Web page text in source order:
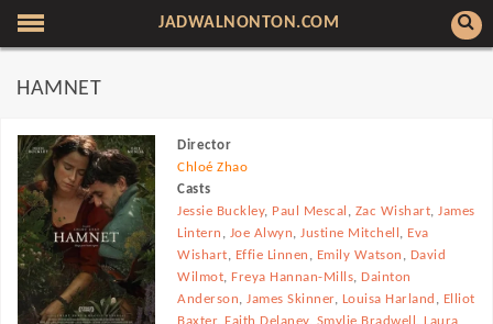
JADWALNONTON.COM
HAMNET
Director
Chloé Zhao
Casts
Jessie Buckley, Paul Mescal , Zac Wishart,James
Lintern , Joe Alwyn,Justine Mitchell , Eva
Wishart, Effie Linnen , Emily Watson , David
Wilmot, Freya Hannan-Mills, Dainton
Anderson,James Skinner, Louisa Harland , Elliot